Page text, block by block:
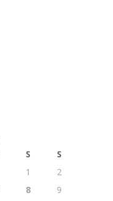
S
S
1
2
8
9